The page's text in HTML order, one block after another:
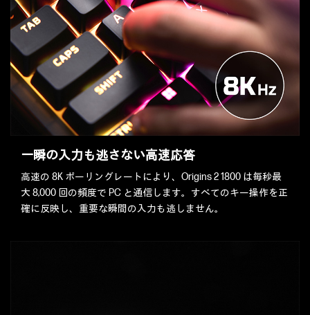
一瞬の入力も逃さない高速応答
高速の 8K ポーリングレートにより、Origins 2 1800 は毎秒最
大 8,000 回の頻度で PC と通信します。すべてのキー操作を正
確に反映し、重要な瞬間の入力も逃しません。